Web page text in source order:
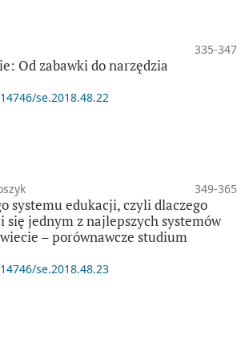
335-347
Od zabawki do narzędzia
se.2018.48.22
349-365
systemu edukacji, czyli dlaczego
się jednym z najlepszych systemów
– porównawcze studium
se.2018.48.23